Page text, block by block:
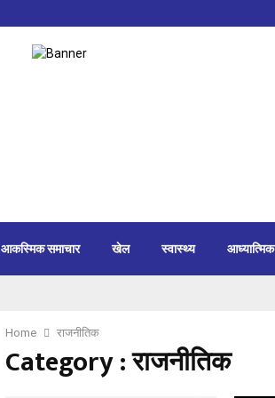
आकस्मिक समाचार खेल स्वास्थ्य आध्यात्मिक
Home राजनीतिक
Category : राजनीतिक